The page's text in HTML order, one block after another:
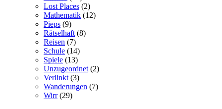
Lost Places (2)
Mathematik (12)
Pieps (9)
Rätselhaft (8)
Reisen (7)
Schule (14)
Spiele (13)
Unzugeordnet (2)
Verlinkt (3)
Wanderungen (7)
Wirr(29)